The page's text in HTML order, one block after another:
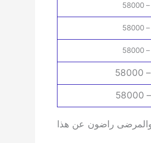
في الماضي القريب والمرضى راضون عن هذا